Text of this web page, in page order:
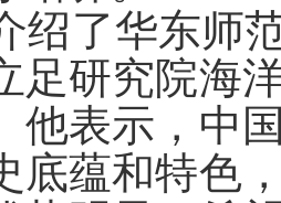
绍了华东师
足研究院海
他表示，中
底蕴和特色